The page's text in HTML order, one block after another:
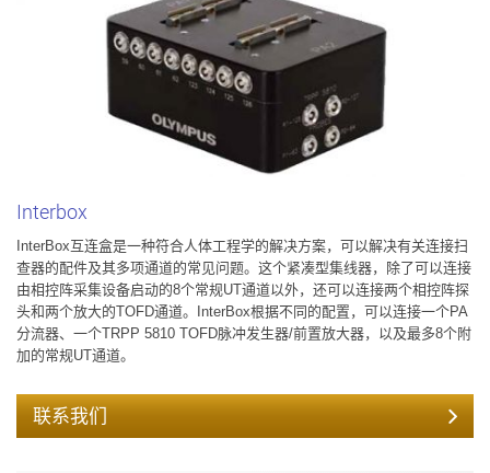
Interbox
InterBox互连盒是一种符合人体工程学的解决方案，可以解决有关连接扫
查器的配件及其多项通道的常见问题。这个紧凑型集线器，除了可以连接
由相控阵采集设备启动的8个常规UT通道以外，还可以连接两个相控阵探
头和两个放大的TOFD通道。InterBox根据不同的配置，可以连接一个PA
分流器、一个TRPP 5810 TOFD脉冲发生器/前置放大器，以及最多8个附
加的常规UT通道。
联系我们